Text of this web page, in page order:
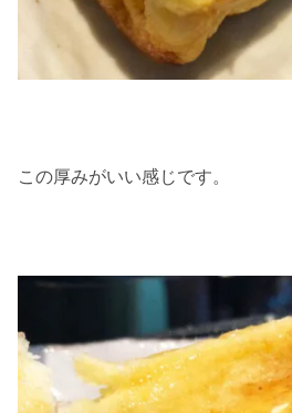
この厚みがいい感じです。